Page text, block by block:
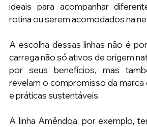
ideais para acompanhar
rotina ou serem acomodados na
A escolha dessas linhas não é
carrega não só ativos de origem
por seus benefícios, mas
revelam o compromisso da marca
e práticas sustentáveis.
A linha Amêndoa, por exemplo,